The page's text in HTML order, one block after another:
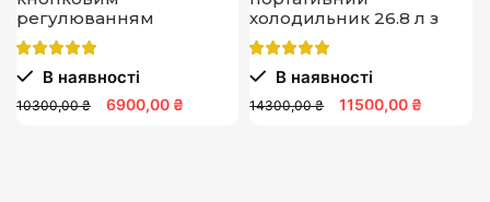
регулюванням
температури, 4
режимами подачі води
та налаштуванням тиску
В наявності
10300,00 ₴ 6900,00 ₴
холодильник 26.8 л з
живленням 12В для
автомобіля, кемпінгу та
подорожей, ефективне
охолодження в дорозі
В наявності
14300,00 ₴ 11500,00 ₴